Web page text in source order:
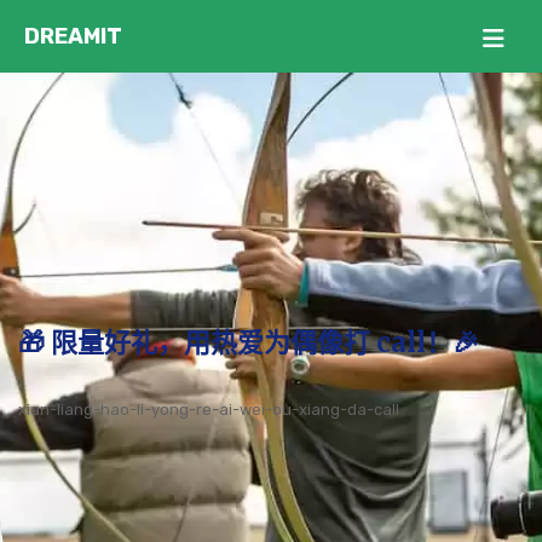
🎁 限量好礼，用热爱为偶像打 call！🎉
xian-liang-hao-li-yong-re-ai-wei-ou-xiang-da-call